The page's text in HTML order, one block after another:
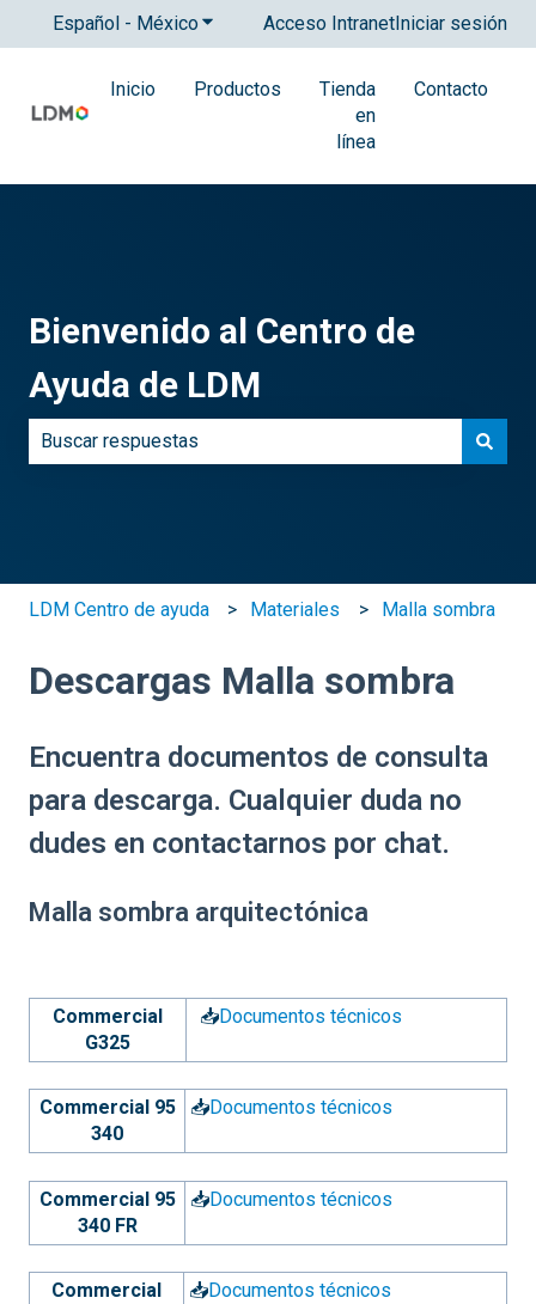
Español - MéxicoTraducciones de Mostrar submenú para
Acceso IntranetIniciar sesión
Inicio Productos
Tienda
en
línea
Contacto
Bienvenido al Centro de
Ayuda de LDM
LDM Centro de ayuda Materiales Malla sombra
Descargas Malla sombra
Encuentra documentos de consulta
para descarga. Cualquier duda no
dudes en contactarnos por chat.
Malla sombra arquitectónica
Commercial
G325
📥Documentos técnicos
Commercial 95
340
📥Documentos técnicos
Commercial 95
340 FR
📥Documentos técnicos
Commercial
📥Documentos técnicos